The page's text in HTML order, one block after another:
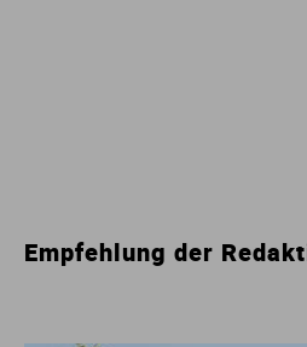
Empfehlung der